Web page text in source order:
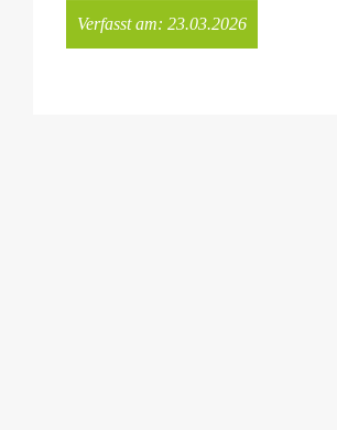
Verfasst am: 23.03.2026